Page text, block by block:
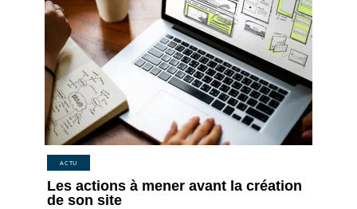
ACTU
Les actions à mener avant la création
de son site